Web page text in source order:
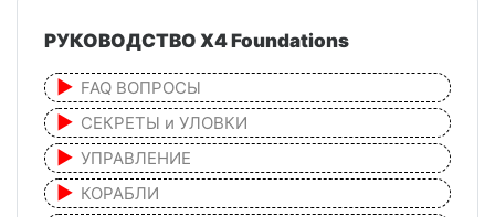
РУКОВОДСТВО X4 Foundations
FAQ ВОПРОСЫ
СЕКРЕТЫ и УЛОВКИ
УПРАВЛЕНИЕ
КОРАБЛИ